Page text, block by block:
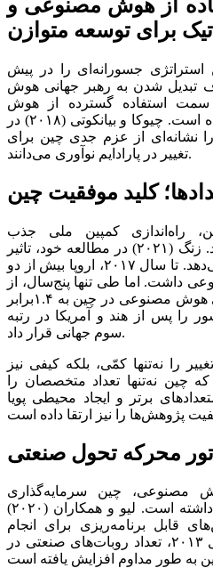
از هوش مصنوعی و
برای توسعه متوازن
جسورانه‌‌‌ای را در پیش
تبدیل شدن به رهبر جهانی هوش
تا سال ۲۰۲۵، به سمت استفاده گسترده از هوش
مصنوعی و روباتیک حرکت کرده است. چیوکا و بیانکوتی (۲۰۱۸) در
نشانه‌‌‌ای از عزم جدی چین برای
تغییر در پارادایم نوآوری می‌‌‌دانند.
کلید موفقیت چین
راه‌‌‌اندازی کمپین ملی جذب
استعدادهای هوش مصنوعی بود. زنگ (۲۰۲۱) در مطالعه خود، تاثیر
چشمگیر این کمپین را نشان می‌دهد. تا سال ۲۰۱۷، اروپا بیش از دو
داشت. اما طی تنها پنج‌سال، از
۲۰۱۵ تا ۲۰۲۰، نفوذ مهارت‌‌‌های هوش مصنوعی در چین به ۱.۴برابر
را پس از هند و آمریکا در رتبه
سوم جهانی قرار داد.
ریکاپ (۲۰۲۲) این تغییر را نه‌تنها کمّی، بلکه کیفی نیز
که چین نه‌تنها تعداد متخصصان را
برتر و ایجاد محیطی پویا
محرکه تحول صنعتی
مصنوعی، چین سرمایه‌گذاری
گسترده‌‌‌ای در روباتیک صنعتی داشته است. لیو و همکاران (۲۰۲۰)
قابل برنامه‌‌‌ریزی برای انجام
وظایف تعریف می‌کنند. از سال ۲۰۱۳، تعداد روبات‌‌‌های صنعتی در